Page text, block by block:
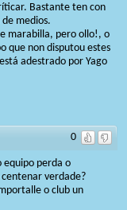
Bastante ten con
medios.
marabilla, pero ollo!, o
que non disputou estes
adestrado por Yago
0
equipo perda o
verdade?
o club un